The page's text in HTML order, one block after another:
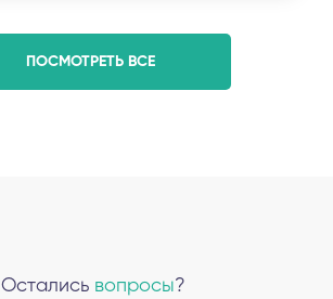
ПОСМОТРЕТЬ ВСЕ
Остались вопросы?